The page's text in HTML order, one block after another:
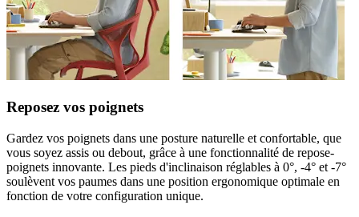
Reposez vos poignets
Gardez vos poignets dans une posture naturelle et confortable, que
vous soyez assis ou debout, grâce à une fonctionnalité de repose-
poignets innovante. Les pieds d'inclinaison réglables à 0°, -4° et -7°
soulèvent vos paumes dans une position ergonomique optimale en
fonction de votre configuration unique.